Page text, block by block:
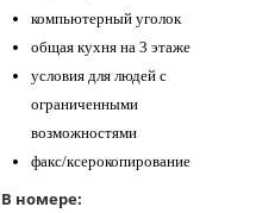
компьютерный уголок
общая кухня на 3 этаже
условия для людей с
ограниченными
возможностями
факс/ксерокопирование
В номере: